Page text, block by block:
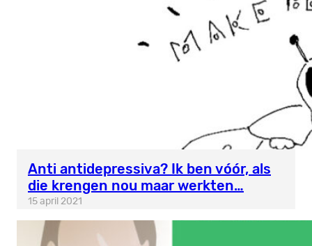
Anti antidepressiva? Ik ben vóór, als
die krengen nou maar werkten…
15 april 2021